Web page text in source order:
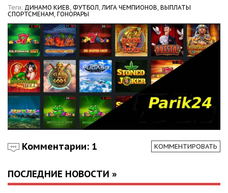
Теги: ДИНАМО КИЕВ, ФУТБОЛ, ЛИГА ЧЕМПИОНОВ, ВЫПЛАТЫ
СПОРТСМЕНАМ, ГОНОРАРЫ
Комментарии: 1 КОММЕНТИРОВАТЬ
ПОСЛЕДНИЕ НОВОСТИ »